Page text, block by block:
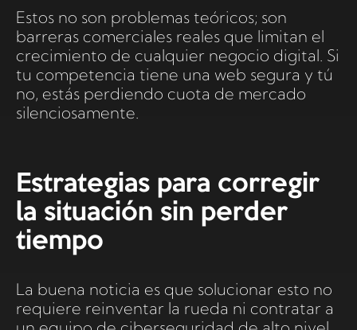
Estos no son problemas teóricos; son
barreras comerciales reales que limitan el
crecimiento de cualquier negocio digital. Si
tu competencia tiene una web segura y tú
no, estás perdiendo cuota de mercado
silenciosamente.
Estrategias para corregir
la situación sin perder
tiempo
La buena noticia es que solucionar esto no
requiere reinventar la rueda ni contratar a